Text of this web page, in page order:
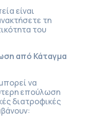
είναι
τη
του
από Κάταγμα
να
επούλωση
διατροφικές